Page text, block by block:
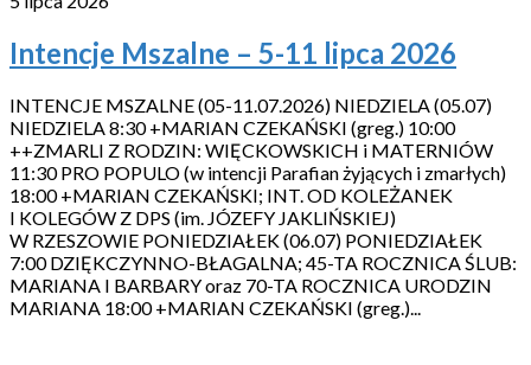
Intencje Mszalne – 5-11 lipca 2026
INTENCJE MSZALNE (05-11.07.2026) NIEDZIELA (05.07)
NIEDZIELA 8:30 +MARIAN CZEKAŃSKI (greg.) 10:00
++ZMARLI Z RODZIN: WIĘCKOWSKICH i MATERNIÓW
11:30 PRO POPULO (w intencji Parafian żyjących i zmarłych)
18:00 +MARIAN CZEKAŃSKI; INT. OD KOLEŻANEK
I KOLEGÓW Z DPS (im. JÓZEFY JAKLIŃSKIEJ)
W RZESZOWIE PONIEDZIAŁEK (06.07) PONIEDZIAŁEK
7:00 DZIĘKCZYNNO-BŁAGALNA; 45-TA ROCZNICA ŚLUB:
MARIANA I BARBARY oraz 70-TA ROCZNICA URODZIN
MARIANA 18:00 +MARIAN CZEKAŃSKI (greg.)...